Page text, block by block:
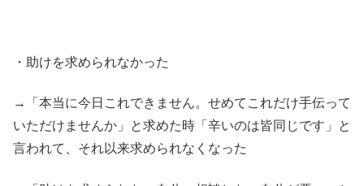
・助けを求められなかった
→「本当に今日これできません。せめてこれだけ手伝って
いただけませんか」と求めた時「辛いのは皆同じです」と
言われて、それ以来求められなくなった